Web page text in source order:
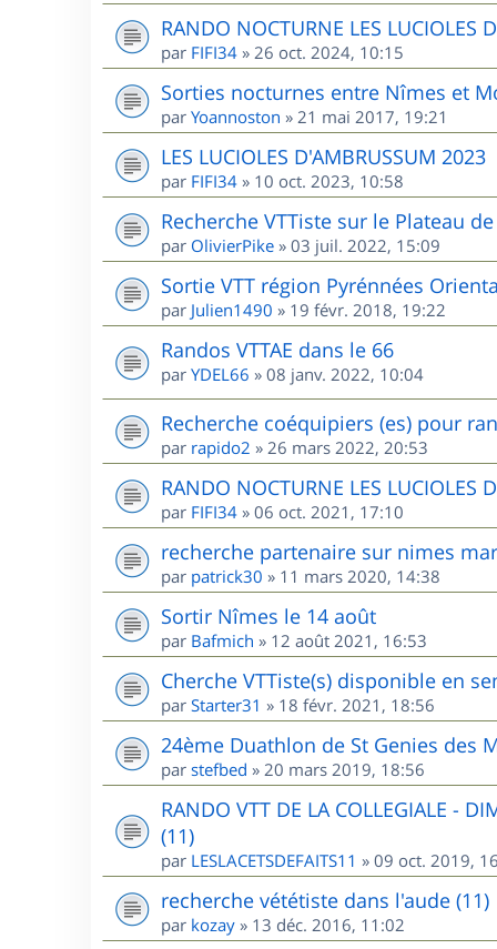
RANDO NOCTURNE LES LUCIOLES
par FIFI34 » 26 oct. 2024, 10:15
Sorties nocturnes entre Nîmes et
par Yoannoston » 21 mai 2017, 19:21
LES LUCIOLES D'AMBRUSSUM 2023
par FIFI34 » 10 oct. 2023, 10:58
Recherche VTTiste sur le Plateau
par OlivierPike » 03 juil. 2022, 15:09
Sortie VTT région Pyrénnées
par Julien1490 » 19 févr. 2018, 19:22
Randos VTTAE dans le 66
par YDEL66 » 08 janv. 2022, 10:04
Recherche coéquipiers (es) pour
par rapido2 » 26 mars 2022, 20:53
RANDO NOCTURNE LES LUCIOLES
par FIFI34 » 06 oct. 2021, 17:10
recherche partenaire sur nimes
par patrick30 » 11 mars 2020, 14:38
Sortir Nîmes le 14 août
par Bafmich » 12 août 2021, 16:53
Cherche VTTiste(s) disponible en
par Starter31 » 18 févr. 2021, 18:56
24ème Duathlon de St Genies des
par stefbed » 20 mars 2019, 18:56
RANDO VTT DE LA COLLEGIALE -
(11)
par LESLACETSDEFAITS11 » 09 oct. 2019,
recherche vététiste dans l'aude (11)
par kozay » 13 déc. 2016, 11:02